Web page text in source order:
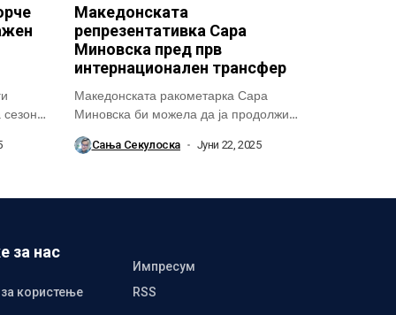
сезона
Македонската
репрезентативка Сара
Миновска пред прв
интернационален трансфер
Македонската ракометарка Сара
Миновска би можела да ја продолжи
Сања Секулоска Јуни 22, 2025
за нас
Импресум
користење
RSS